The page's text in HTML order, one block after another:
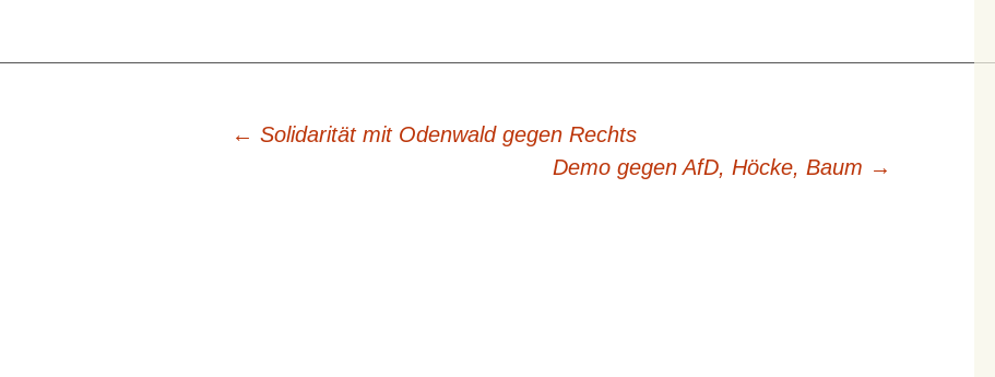
or
a
o
y
b
o
p
Beitragsnavigation
← Solidarität mit Odenwald gegen Rechts
Demo gegen AfD, Höcke, Baum →